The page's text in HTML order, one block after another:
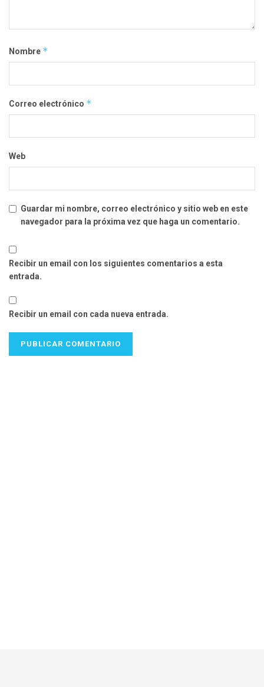
Nombre *
Correo electrónico *
Web
Guardar mi nombre, correo electrónico y sitio web en este
navegador para la próxima vez que haga un comentario.
Recibir un email con los siguientes comentarios a esta
entrada.
Recibir un email con cada nueva entrada.